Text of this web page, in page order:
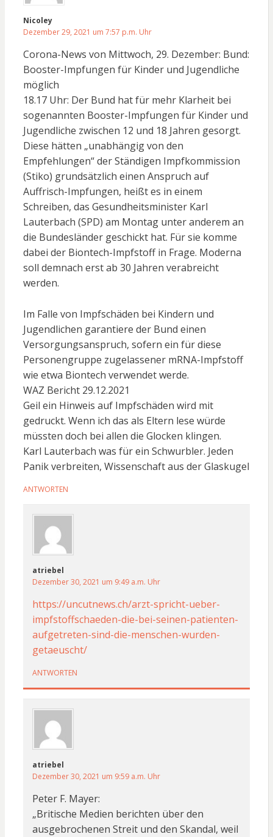
Nicoley
Dezember 29, 2021 um 7:57 p.m. Uhr
Corona-News von Mittwoch, 29. Dezember: Bund:
Booster-Impfungen für Kinder und Jugendliche
möglich
18.17 Uhr: Der Bund hat für mehr Klarheit bei
sogenannten Booster-Impfungen für Kinder und
Jugendliche zwischen 12 und 18 Jahren gesorgt.
Diese hätten „unabhängig von den
Empfehlungen“ der Ständigen Impfkommission
(Stiko) grundsätzlich einen Anspruch auf
Auffrisch-Impfungen, heißt es in einem
Schreiben, das Gesundheitsminister Karl
Lauterbach (SPD) am Montag unter anderem an
die Bundesländer geschickt hat. Für sie komme
dabei der Biontech-Impfstoff in Frage. Moderna
soll demnach erst ab 30 Jahren verabreicht
werden.
Im Falle von Impfschäden bei Kindern und
Jugendlichen garantiere der Bund einen
Versorgungsanspruch, sofern ein für diese
Personengruppe zugelassener mRNA-Impfstoff
wie etwa Biontech verwendet werde.
WAZ Bericht 29.12.2021
Geil ein Hinweis auf Impfschäden wird mit
gedruckt. Wenn ich das als Eltern lese würde
müssten doch bei allen die Glocken klingen.
Karl Lauterbach was für ein Schwurbler. Jeden
Panik verbreiten, Wissenschaft aus der Glaskugel
ANTWORTEN
atriebel
Dezember 30, 2021 um 9:49 a.m. Uhr
https://uncutnews.ch/arzt-spricht-ueber-
impfstoffschaeden-die-bei-seinen-patienten-
aufgetreten-sind-die-menschen-wurden-
getaeuscht/
ANTWORTEN
atriebel
Dezember 30, 2021 um 9:59 a.m. Uhr
Peter F. Mayer:
„Britische Medien berichten über den
ausgebrochenen Streit und den Skandal, weil